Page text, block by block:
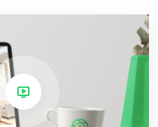
детская площадка,
ландшафтное
сад, школа, остановки,